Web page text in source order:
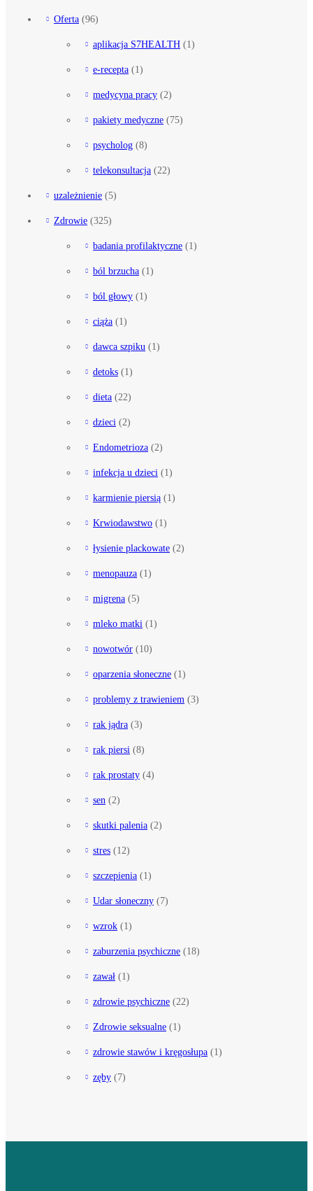
Oferta (96)
aplikacja S7HEALTH (1)
e-recepta (1)
medycyna pracy (2)
pakiety medyczne (75)
psycholog (8)
telekonsultacja (22)
uzależnienie (5)
Zdrowie (325)
badania profilaktyczne (1)
ból brzucha (1)
ból głowy (1)
ciąża (1)
dawca szpiku (1)
detoks (1)
dieta (22)
dzieci (2)
Endometrioza (2)
infekcja u dzieci (1)
karmienie piersią (1)
Krwiodawstwo (1)
łysienie plackowate (2)
menopauza (1)
migrena (5)
mleko matki (1)
nowotwór (10)
oparzenia słoneczne (1)
problemy z trawieniem (3)
rak jądra (3)
rak piersi (8)
rak prostaty (4)
sen (2)
skutki palenia (2)
stres (12)
szczepienia (1)
Udar słoneczny (7)
wzrok (1)
zaburzenia psychiczne (18)
zawał (1)
zdrowie psychiczne (22)
Zdrowie seksualne (1)
zdrowie stawów i kręgosłupa (1)
zęby (7)